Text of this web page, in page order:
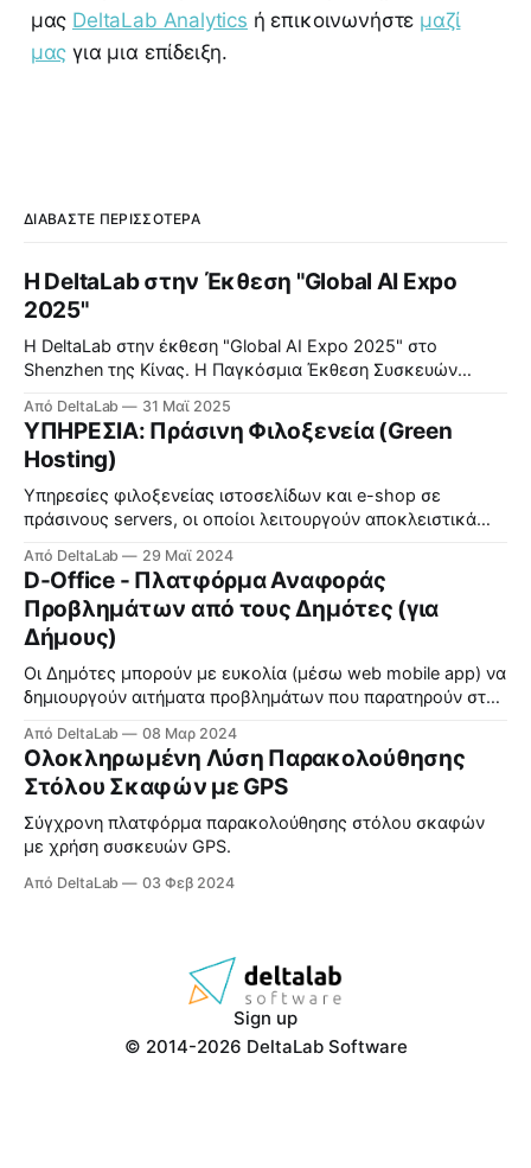
μας DeltaLab Analytics ή επικοινωνήστε μαζί
μας για μια επίδειξη.
ΔΙΑΒΆΣΤΕ ΠΕΡΙΣΣΌΤΕΡΑ
Η DeltaLab στην Έκθεση "Global AI Expo
2025"
Η DeltaLab στην έκθεση "Global AI Expo 2025" στο
Shenzhen της Κίνας. Η Παγκόσμια Έκθεση Συσκευών
εμπορική έκθεση της Κίνας αφιερωμένη εξ ολοκλήρου σε
έξυπνες συσκευές τεχνητής νοημοσύνης (ΤΝ) — άνοιξε
επίσημα στο Συνεδριακό και Εκθεσιακό Κέντρο Shenzhen
στην περιοχή Futian στις 22
Από DeltaLab 31 Μαϊ 2025
ΥΠΗΡΕΣΙΑ: Πράσινη Φιλοξενεία (Green
Hosting)
Υπηρεσίες φιλοξενείας ιστοσελίδων και e-shop σε
πράσινους servers, οι οποίοι λειτουργούν αποκλειστικά
βελτιστοποιημένοι για καλύτερη ενεργειακή απόδοση.
Δείτε περισσότερα εδώ.
Από DeltaLab 29 Μαϊ 2024
D-Office - Πλατφόρμα Αναφοράς
Προβλημάτων από τους Δημότες (για
Δήμους)
Οι Δημότες μπορούν με ευκολία (μέσω web mobile app) να
δημιουργούν αιτήματα προβλημάτων που παρατηρούν στη
τους.
Από DeltaLab 08 Μαρ 2024
Ολοκληρωμένη Λύση Παρακολούθησης
Στόλου Σκαφών με GPS
Σύγχρονη πλατφόρμα παρακολούθησης στόλου σκαφών
με χρήση συσκευών GPS.
Από DeltaLab 03 Φεβ 2024
Sign up
© 2014-2026 DeltaLab Software